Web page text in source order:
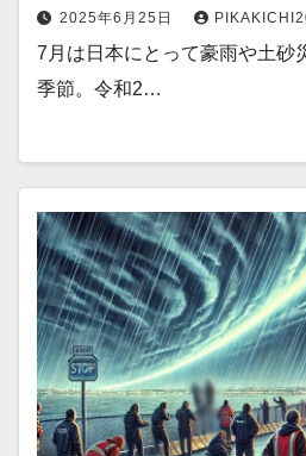
2025年6月25日
7月は日本にとって豪雨や土砂
季節。令和2…